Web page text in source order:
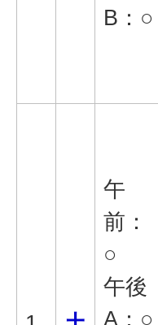
B：○
午
前：
○
午後
A：○